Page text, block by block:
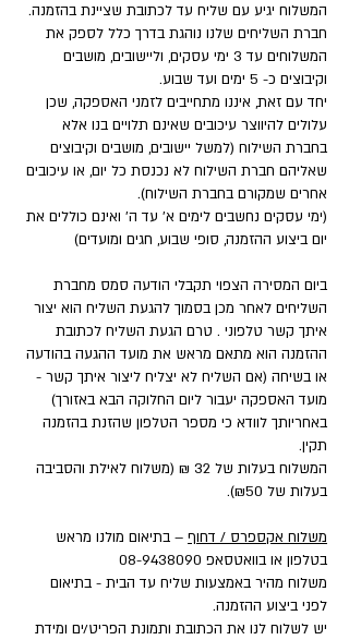
המשלוח יגיע עם שליח עד לכתובת שציינת בהזמנה.
חברת השליחים שלנו נוהגת בדרך כלל לספק את
המשלוחים עד 3 ימי עסקים, וליישובים, מושבים
וקיבוצים כ- 5 ימים ועד שבוע.
יחד עם זאת, איננו מתחייבים לזמני האספקה, שכן
עלולים להיווצר עיכובים שאינם תלויים בנו אלא
בחברת השילוח (למשל יישובים, מושבים וקיבוצים
שאליהם חברת השילוח לא נכנסת כל יום, או עיכובים
אחרים שמקורם בחברת השילוח).
(ימי עסקים נחשבים לימים א' עד ה' ואינם כוללים את
יום ביצוע ההזמנה, סופי שבוע, חגים ומועדים)
ביום המסירה הצפוי תקבלי הודעה סמס מחברת
השליחים לאחר מכן בסמוך להגעת השליח הוא יצור
איתך קשר טלפוני . טרם הגעת השליח לכתובת
ההזמנה הוא מתאם מראש את מועד ההגעה בהודעה
או בשיחה (אם השליח לא יצליח ליצור איתך קשר -
מועד האספקה יעבור ליום החלוקה הבא באזורך)
באחריותך לוודא כי מספר הטלפון שהזנת בהזמנה
תקין.
המשלוח בעלות של 32 ₪ (משלוח לאילת והסביבה
בעלות של ₪50).
משלוח אקספרס / דחוף – בתיאום מולנו מראש
בטלפון או בוואטסאפ 08-9438090
משלוח מהיר באמצעות שליח עד הבית - בתיאום
לפני ביצוע ההזמנה.
יש לשלוח לנו את הכתובת ותמונת הפריט/ים ומידת